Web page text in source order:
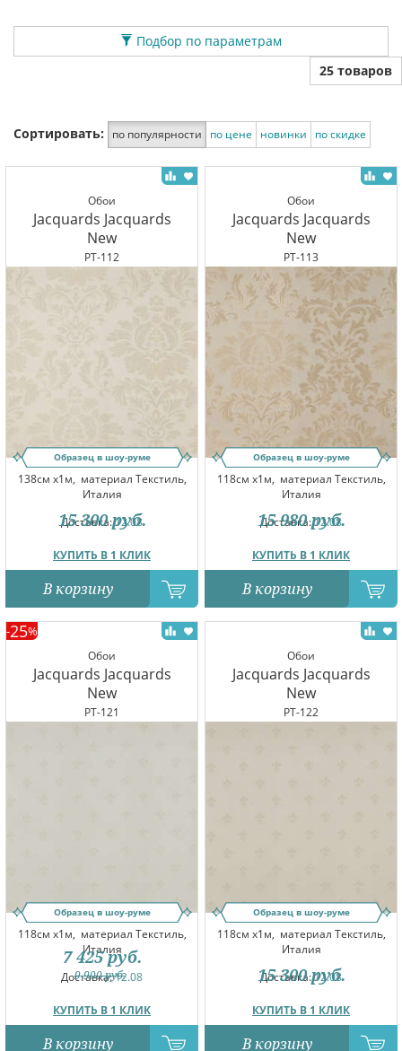
Подбор по параметрам
25 товаров
Сортировать: по популярности по цене новинки по скидке
Обои
Jacquards Jacquards
New
PT-112
Образец в шоу-руме
138см x1м, материал Текстиль,
Италия
Доставка:12.08
КУПИТЬ В 1 КЛИК
15 300 руб.
В корзину
Обои
Jacquards Jacquards
New
PT-113
Образец в шоу-руме
118см x1м, материал Текстиль,
Италия
Доставка:12.08
КУПИТЬ В 1 КЛИК
15 980 руб.
В корзину
Обои
Jacquards Jacquards
New
PT-121
-25%
Образец в шоу-руме
118см x1м, материал Текстиль,
Италия
Доставка:12.08
КУПИТЬ В 1 КЛИК
9 900руб.
7 425 руб.
В корзину
Обои
Jacquards Jacquards
New
PT-122
Образец в шоу-руме
118см x1м, материал Текстиль,
Италия
Доставка:12.08
КУПИТЬ В 1 КЛИК
15 300 руб.
В корзину